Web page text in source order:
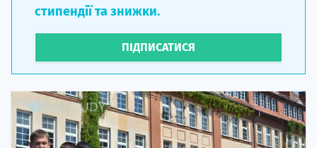
стипендії та знижки.
ПІДПИСАТИСЯ